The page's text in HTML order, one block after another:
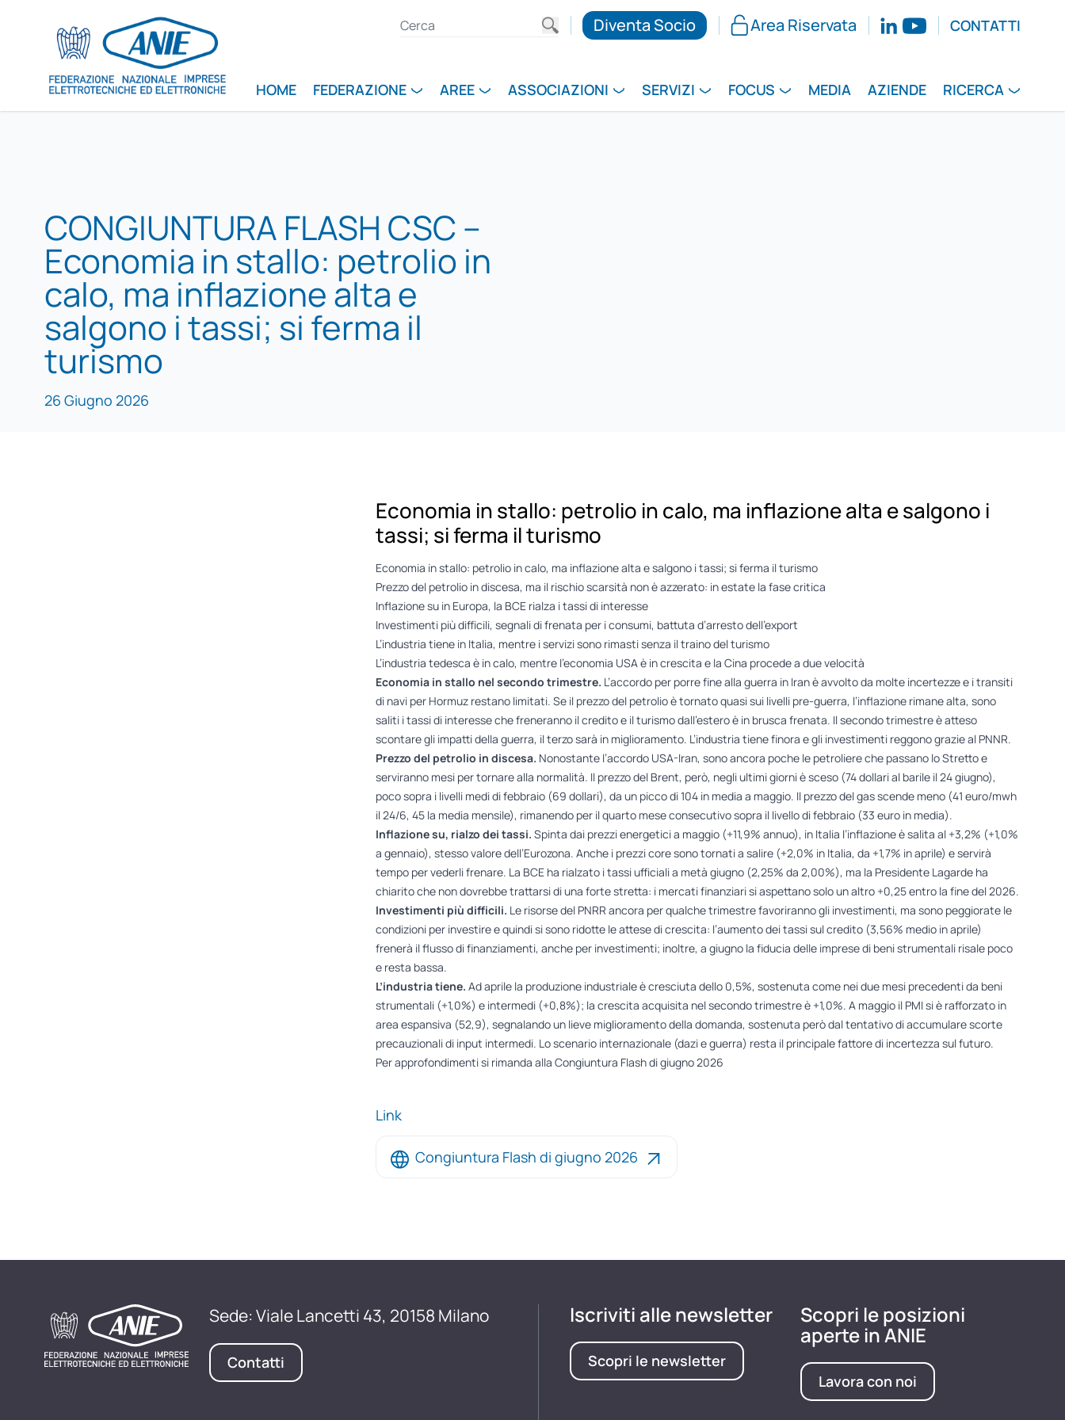
Diventa Socio Area Riservata CONTATTI
HOME FEDERAZIONE AREE ASSOCIAZIONI SERVIZI FOCUS MEDIA AZIENDE RICERCA
CONGIUNTURA FLASH CSC –
Economia in stallo: petrolio in
calo, ma inflazione alta e
salgono i tassi; si ferma il
turismo
26 Giugno 2026
Economia in stallo: petrolio in calo, ma inflazione alta e salgono i
tassi; si ferma il turismo
Economia in stallo: petrolio in calo, ma inflazione alta e salgono i tassi; si ferma il turismo
Prezzo del petrolio in discesa, ma il rischio scarsità non è azzerato: in estate la fase critica
Inflazione su in Europa, la BCE rialza i tassi di interesse
Investimenti più difficili, segnali di frenata per i consumi, battuta d’arresto dell’export
L’industria tiene in Italia, mentre i servizi sono rimasti senza il traino del turismo
L’industria tedesca è in calo, mentre l’economia USA è in crescita e la Cina procede a due velocità
Economia in stallo nel secondo trimestre. L’accordo per porre fine alla guerra in Iran è avvolto da molte incertezze e i transiti
di navi per Hormuz restano limitati. Se il prezzo del petrolio è tornato quasi sui livelli pre-guerra, l’inflazione rimane alta, sono
saliti i tassi di interesse che freneranno il credito e il turismo dall’estero è in brusca frenata. Il secondo trimestre è atteso
scontare gli impatti della guerra, il terzo sarà in miglioramento. L’industria tiene finora e gli investimenti reggono grazie al PNNR.
Prezzo del petrolio in discesa. Nonostante l’accordo USA-Iran, sono ancora poche le petroliere che passano lo Stretto e
serviranno mesi per tornare alla normalità. Il prezzo del Brent, però, negli ultimi giorni è sceso (74 dollari al barile il 24 giugno),
poco sopra i livelli medi di febbraio (69 dollari), da un picco di 104 in media a maggio. Il prezzo del gas scende meno (41 euro/mwh
il 24/6, 45 la media mensile), rimanendo per il quarto mese consecutivo sopra il livello di febbraio (33 euro in media).
Inflazione su, rialzo dei tassi. Spinta dai prezzi energetici a maggio (+11,9% annuo), in Italia l’inflazione è salita al +3,2% (+1,0%
a gennaio), stesso valore dell’Eurozona. Anche i prezzi core sono tornati a salire (+2,0% in Italia, da +1,7% in aprile) e servirà
tempo per vederli frenare. La BCE ha rialzato i tassi ufficiali a metà giugno (2,25% da 2,00%), ma la Presidente Lagarde ha
chiarito che non dovrebbe trattarsi di una forte stretta: i mercati finanziari si aspettano solo un altro +0,25 entro la fine del 2026.
Investimenti più difficili. Le risorse del PNRR ancora per qualche trimestre favoriranno gli investimenti, ma sono peggiorate le
condizioni per investire e quindi si sono ridotte le attese di crescita: l’aumento dei tassi sul credito (3,56% medio in aprile)
frenerà il flusso di finanziamenti, anche per investimenti; inoltre, a giugno la fiducia delle imprese di beni strumentali risale poco
e resta bassa.
L’industria tiene. Ad aprile la produzione industriale è cresciuta dello 0,5%, sostenuta come nei due mesi precedenti da beni
strumentali (+1,0%) e intermedi (+0,8%); la crescita acquisita nel secondo trimestre è +1,0%. A maggio il PMI si è rafforzato in
area espansiva (52,9), segnalando un lieve miglioramento della domanda, sostenuta però dal tentativo di accumulare scorte
precauzionali di input intermedi. Lo scenario internazionale (dazi e guerra) resta il principale fattore di incertezza sul futuro.
Per approfondimenti si rimanda alla Congiuntura Flash di giugno 2026
Link
Congiuntura Flash di giugno 2026
Sede: Viale Lancetti 43, 20158 Milano
Contatti
Iscriviti alle newsletter
Scopri le newsletter
Scopri le posizioni
aperte in ANIE
Lavora con noi